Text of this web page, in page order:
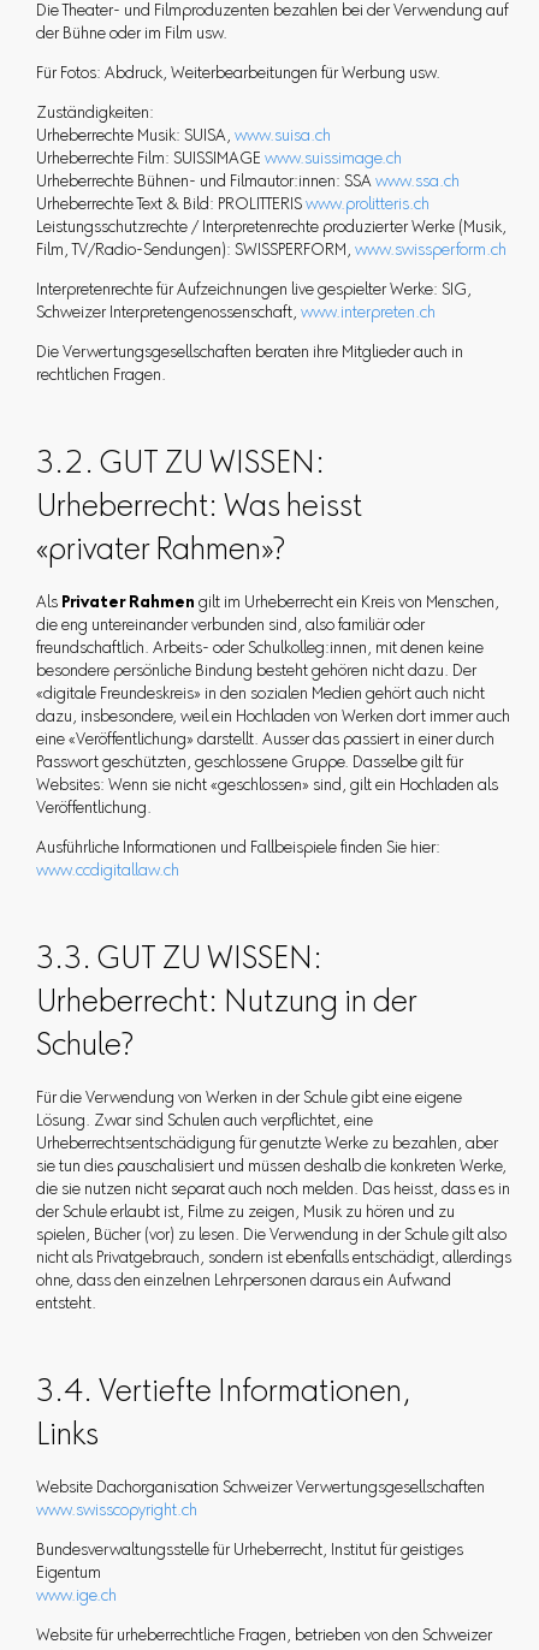
Die Theater- und Filmproduzenten bezahlen bei der Verwendung auf
der Bühne oder im Film usw.
Für Fotos: Abdruck, Weiterbearbeitungen für Werbung usw.
Zuständigkeiten:
Urheberrechte Musik: SUISA, www.suisa.ch
Urheberrechte Film: SUISSIMAGE www.suissimage.ch
Urheberrechte Bühnen- und Filmautor:innen: SSA www.ssa.ch
Urheberrechte Text & Bild: PROLITTERIS www.prolitteris.ch
Leistungsschutzrechte / Interpretenrechte produzierter Werke (Musik,
Film, TV/Radio-Sendungen): SWISSPERFORM, www.swissperform.ch
Interpretenrechte für Aufzeichnungen live gespielter Werke: SIG,
Schweizer Interpretengenossenschaft, www.interpreten.ch
Die Verwertungsgesellschaften beraten ihre Mitglieder auch in
rechtlichen Fragen.
3.2. GUT ZU WISSEN:
Urheberrecht: Was heisst
«privater Rahmen»?
Als Privater Rahmen gilt im Urheberrecht ein Kreis von Menschen,
die eng untereinander verbunden sind, also familiär oder
freundschaftlich. Arbeits- oder Schulkolleg:innen, mit denen keine
besondere persönliche Bindung besteht gehören nicht dazu. Der
«digitale Freundeskreis» in den sozialen Medien gehört auch nicht
dazu, insbesondere, weil ein Hochladen von Werken dort immer auch
eine «Veröffentlichung» darstellt. Ausser das passiert in einer durch
Passwort geschützten, geschlossene Gruppe. Dasselbe gilt für
Websites: Wenn sie nicht «geschlossen» sind, gilt ein Hochladen als
Veröffentlichung.
Ausführliche Informationen und Fallbeispiele finden Sie hier:
www.ccdigitallaw.ch
3.3. GUT ZU WISSEN:
Urheberrecht: Nutzung in der
Schule?
Für die Verwendung von Werken in der Schule gibt eine eigene
Lösung. Zwar sind Schulen auch verpflichtet, eine
Urheberrechtsentschädigung für genutzte Werke zu bezahlen, aber
sie tun dies pauschalisiert und müssen deshalb die konkreten Werke,
die sie nutzen nicht separat auch noch melden. Das heisst, dass es in
der Schule erlaubt ist, Filme zu zeigen, Musik zu hören und zu
spielen, Bücher (vor) zu lesen. Die Verwendung in der Schule gilt also
nicht als Privatgebrauch, sondern ist ebenfalls entschädigt, allerdings
ohne, dass den einzelnen Lehrpersonen daraus ein Aufwand
entsteht.
3.4. Vertiefte Informationen,
Links
Website Dachorganisation Schweizer Verwertungsgesellschaften
www.swisscopyright.ch
Bundesverwaltungsstelle für Urheberrecht, Institut für geistiges
Eigentum
www.ige.ch
Website für urheberrechtliche Fragen, betrieben von den Schweizer